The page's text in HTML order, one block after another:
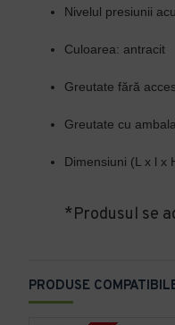
PRODUSE
Nivelul presiunii
Culoarea: antracit
Greutate fără
Greutate cu
Dimensiuni (L x l x
*Produsul se